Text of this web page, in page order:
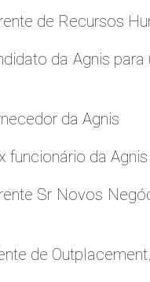
de Recursos
da Agnis
da Agnis
funcionário da Agnis
Sr Novos
de Outplacement.